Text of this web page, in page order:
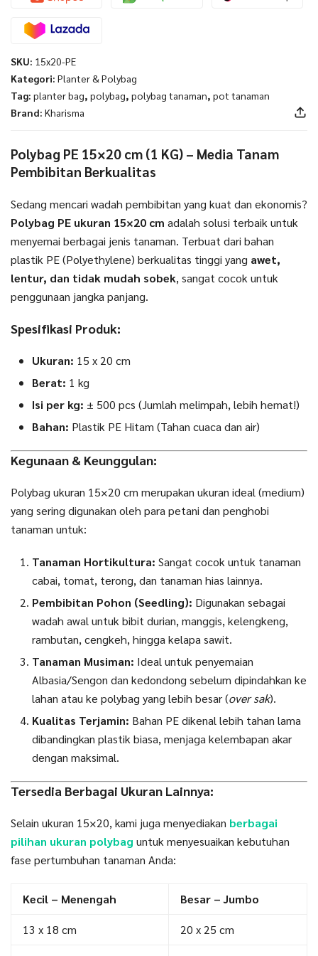
SKU: 15x20-PE
Kategori: Planter & Polybag
Tag: planter bag, polybag, polybag tanaman, pot tanaman
Brand: Kharisma
Polybag PE 15×20 cm (1 KG) – Media Tanam
Pembibitan Berkualitas
Sedang mencari wadah pembibitan yang kuat dan ekonomis?
Polybag PE ukuran 15×20 cm adalah solusi terbaik untuk
menyemai berbagai jenis tanaman. Terbuat dari bahan
plastik PE (Polyethylene) berkualitas tinggi yang awet,
lentur, dan tidak mudah sobek, sangat cocok untuk
penggunaan jangka panjang.
Spesifikasi Produk:
Ukuran: 15 x 20 cm
Berat: 1 kg
Isi per kg: ± 500 pcs (Jumlah melimpah, lebih hemat!)
Bahan: Plastik PE Hitam (Tahan cuaca dan air)
Kegunaan & Keunggulan:
Polybag ukuran 15×20 cm merupakan ukuran ideal (medium)
yang sering digunakan oleh para petani dan penghobi
tanaman untuk:
Tanaman Hortikultura: Sangat cocok untuk tanaman
cabai, tomat, terong, dan tanaman hias lainnya.
Pembibitan Pohon (Seedling): Digunakan sebagai
wadah awal untuk bibit durian, manggis, kelengkeng,
rambutan, cengkeh, hingga kelapa sawit.
Tanaman Musiman: Ideal untuk penyemaian
Albasia/Sengon dan kedondong sebelum dipindahkan ke
lahan atau ke polybag yang lebih besar (over sak).
Kualitas Terjamin: Bahan PE dikenal lebih tahan lama
dibandingkan plastik biasa, menjaga kelembapan akar
dengan maksimal.
Tersedia Berbagai Ukuran Lainnya:
Selain ukuran 15×20, kami juga menyediakan berbagai
pilihan ukuran polybag untuk menyesuaikan kebutuhan
fase pertumbuhan tanaman Anda:
Kecil – Menengah Besar – Jumbo
13 x 18 cm 20 x 25 cm